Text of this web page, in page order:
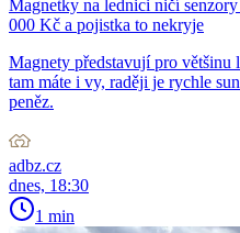
Magnetky na lednici ničí
000 Kč a pojistka to nekryje
Magnety představují pro
tam máte i vy, raději je rychle
peněz.
adbz.cz
dnes, 18:30
1 min